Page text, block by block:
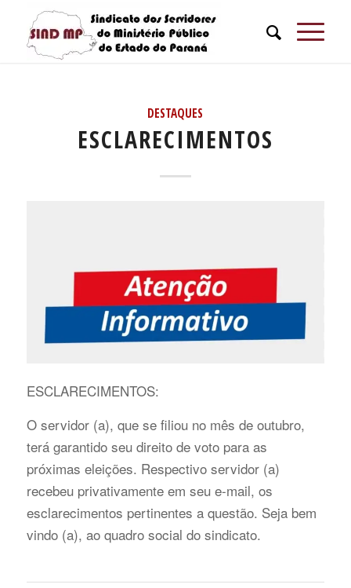
DESTAQUES
ESCLARECIMENTOS
ESCLARECIMENTOS:
O servidor (a), que se filiou no mês de outubro,
terá garantido seu direito de voto para as
próximas eleições. Respectivo servidor (a)
recebeu privativamente em seu e-mail, os
esclarecimentos pertinentes a questão. Seja bem
vindo (a), ao quadro social do sindicato.